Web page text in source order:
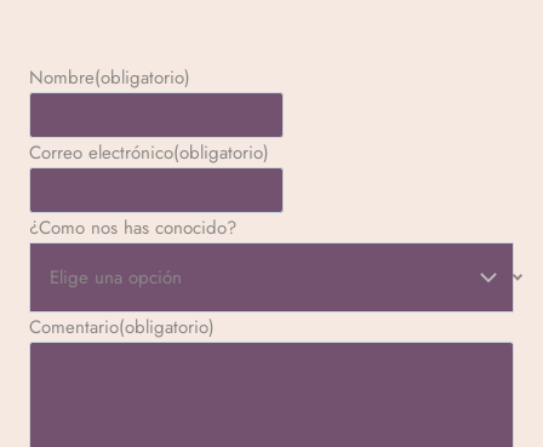
Nombre(obligatorio)
Correo electrónico(obligatorio)
¿Como nos has conocido?
Comentario(obligatorio)